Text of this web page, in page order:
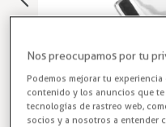
Nos preocupamos por tu
Podemos mejorar tu
contenido y los anuncios que
tecnologías de rastreo web,
socios y a nosotros a entender